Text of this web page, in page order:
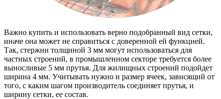
Важно купить и использовать верно подобранный вид сетки,
иначе она может не справиться с доверенной ей функцией.
Так, стержни толщиной 3 мм могут использоваться для
частных строений, в промышленном секторе требуется более
выносливые 5 мм прутья. Для жилищных строений подойдет
ширина 4 мм. Учитывать нужно и размер ячеек, зависящий от
того, с каким шагом производитель соединяет прутья, и
ширину сетки, ее состав.